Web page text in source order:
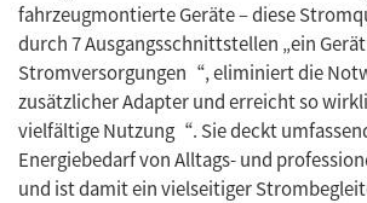
fahrzeugmontierte Geräte – diese
durch 7 Ausgangsschnittstellen „ein
Stromversorgungen“, eliminiert die
zusätzlicher Adapter und erreicht so
vielfältige Nutzung“. Sie deckt
Energiebedarf von Alltags- und
und ist damit ein vielseitiger